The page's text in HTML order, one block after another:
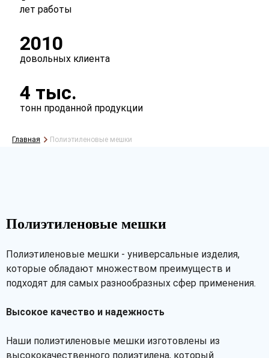
лет работы
2010
довольных клиента
4 тыс.
тонн проданной продукции
Главная Полиэтиленовые мешки
Полиэтиленовые мешки
Полиэтиленовые мешки - универсальные изделия,
которые обладают множеством преимуществ и
подходят для самых разнообразных сфер применения.
Высокое качество и надежность
Наши полиэтиленовые мешки изготовлены из
высококачественного полиэтилена, который